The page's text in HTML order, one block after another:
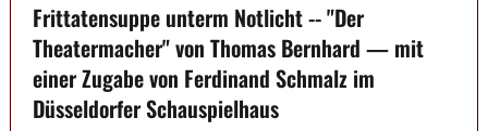
Frittatensuppe unterm Notlicht -- "Der
Theatermacher" von Thomas Bernhard — mit
einer Zugabe von Ferdinand Schmalz im
Düsseldorfer Schauspielhaus